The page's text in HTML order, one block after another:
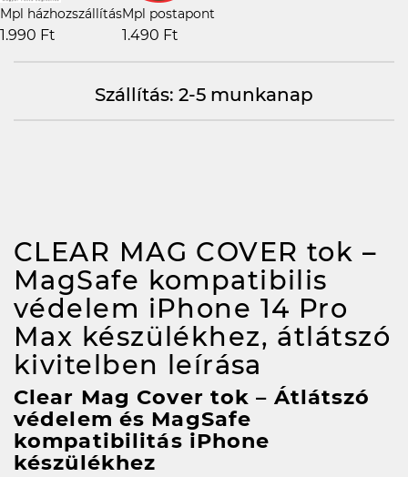
Mpl házhozszállítás
1.990 Ft
Mpl postapont
1.490 Ft
Szállítás: 2-5 munkanap
CLEAR MAG COVER tok –
MagSafe kompatibilis
védelem iPhone 14 Pro
Max készülékhez, átlátszó
kivitelben leírása
Clear Mag Cover tok – Átlátszó
védelem és MagSafe
kompatibilitás iPhone
készülékhez